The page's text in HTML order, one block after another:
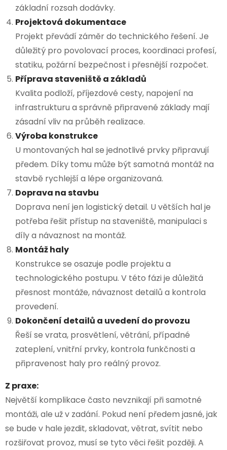
základní rozsah dodávky.
Projektová dokumentace
Projekt převádí záměr do technického řešení. Je
důležitý pro povolovací proces, koordinaci profesí,
statiku, požární bezpečnost i přesnější rozpočet.
Příprava staveniště a základů
Kvalita podloží, příjezdové cesty, napojení na
infrastrukturu a správně připravené základy mají
zásadní vliv na průběh realizace.
Výroba konstrukce
U montovaných hal se jednotlivé prvky připravují
předem. Díky tomu může být samotná montáž na
stavbě rychlejší a lépe organizovaná.
Doprava na stavbu
Doprava není jen logistický detail. U větších hal je
potřeba řešit přístup na staveniště, manipulaci s
díly a návaznost na montáž.
Montáž haly
Konstrukce se osazuje podle projektu a
technologického postupu. V této fázi je důležitá
přesnost montáže, návaznost detailů a kontrola
provedení.
Dokončení detailů a uvedení do provozu
Řeší se vrata, prosvětlení, větrání, případné
zateplení, vnitřní prvky, kontrola funkčnosti a
připravenost haly pro reálný provoz.
Z praxe:
Největší komplikace často nevznikají při samotné
montáži, ale už v zadání. Pokud není předem jasné, jak
se bude v hale jezdit, skladovat, větrat, svítit nebo
rozšiřovat provoz, musí se tyto věci řešit později. A